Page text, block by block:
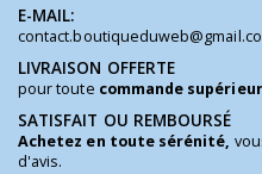
E-MAIL:
LIVRAISON OFFERTE
pour toute commande
SATISFAIT OU REMBOURSÉ
Achetez en toute sérénité,
d'avis.